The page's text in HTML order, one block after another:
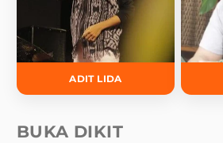
ADIT LIDA
BUKA DIKIT